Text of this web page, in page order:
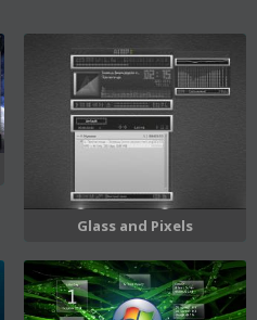
Glass and Pixels